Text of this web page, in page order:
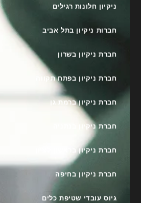
ניקיון חלונות רגילים
חברות ניקיון בתל אביב
חברת ניקיון בשרון
חברת ניקיון בפתח תקווה
חברת ניקיון ברמת גן
חברת ניקיון בנתניה
חברת ניקיון בראשון לציון
חברת ניקיון בחיפה
גיוס עובדי שטיפת כלים